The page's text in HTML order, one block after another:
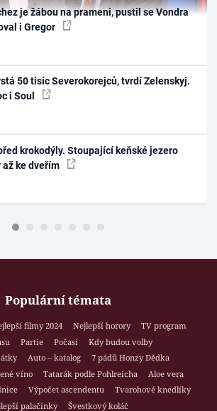
je žábou na prameni, pustil se Vondra
i Gregor
50 tisíc Severokorejců, tvrdí Zelenskyj.
i Soul
krokodýly. Stoupající keňské jezero
ke dveřím
Populární témata
filmy 2024 Nejlepší horory
TV program
Partie Počasí
Kdy budou volby
Auto – katalog
7 pádů Honzy Dědka
víno Tatarák podle Pohlreicha
Aloe vera
Výpočet ascendentu
Tvarohové knedlíky
palačinky
Švestkový koláč